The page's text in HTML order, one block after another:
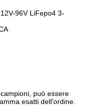
96V LiFepo4 3-
può essere
esatti dell'ordine.